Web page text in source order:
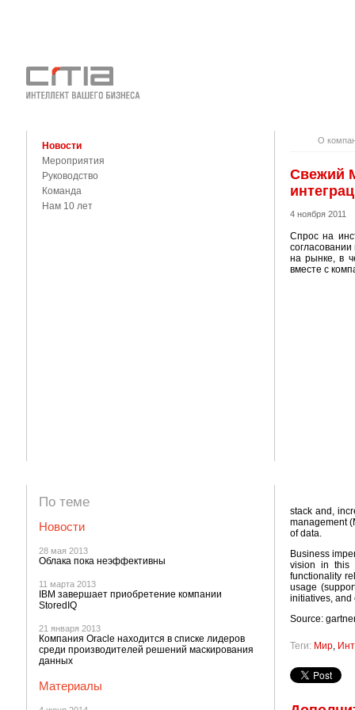
Новости
Мероприятия
Руководство
Команда
Нам 10 лет
По теме
Новости
28 мая 2013
Облака пока неэффективны
11 марта 2013
IBM завершает приобретение компании
StoredIQ
21 января 2013
Компания Oracle находится в списке лидеров
среди производителей решений маскирования
данных
Материалы
О
Свежий
4 ноября 2011
Спрос на
на рынке, в
вместе с
stack and,
management
of data.
Business
vision in this
functionality
usage
initiatives, and
Source:
Теги: Мир,